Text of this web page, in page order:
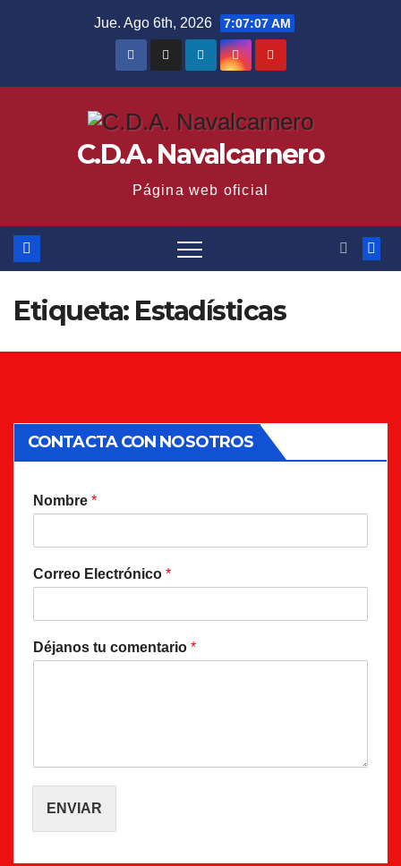
Jue. Ago 6th, 2026 7:07:08 AM
C.D.A. Navalcarnero
Página web oficial
Etiqueta: Estadísticas
CONTACTA CON NOSOTROS
Nombre *
Correo Electrónico *
Déjanos tu comentario *
ENVIAR